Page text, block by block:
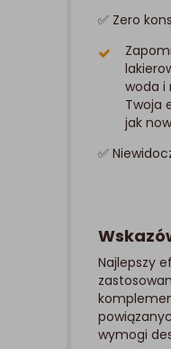
✅ Zero
woda i
Twoja
jak
✅
Najlepszy
wymogi